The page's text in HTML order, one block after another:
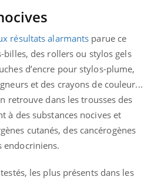
résultats alarmants parue ce
billes, des rollers ou stylos gels
d’encre pour stylos-plume,
et des crayons de couleur...
retrouve dans les trousses des
à des substances nocives et
cutanés, des cancérogènes
endocriniens.
les plus présents dans les